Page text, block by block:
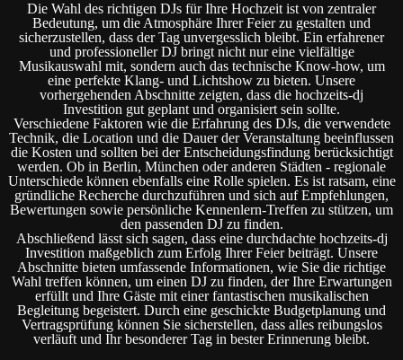
Die Wahl des richtigen DJs für Ihre Hochzeit ist von zentraler
Bedeutung, um die Atmosphäre Ihrer Feier zu gestalten und
sicherzustellen, dass der Tag unvergesslich bleibt. Ein erfahrener
und professioneller DJ bringt nicht nur eine vielfältige
Musikauswahl mit, sondern auch das technische Know-how, um
eine perfekte Klang- und Lichtshow zu bieten. Unsere
vorhergehenden Abschnitte zeigten, dass die hochzeits-dj
Investition gut geplant und organisiert sein sollte.
Verschiedene Faktoren wie die Erfahrung des DJs, die verwendete
Technik, die Location und die Dauer der Veranstaltung beeinflussen
die Kosten und sollten bei der Entscheidungsfindung berücksichtigt
werden. Ob in Berlin, München oder anderen Städten - regionale
Unterschiede können ebenfalls eine Rolle spielen. Es ist ratsam, eine
gründliche Recherche durchzuführen und sich auf Empfehlungen,
Bewertungen sowie persönliche Kennenlern-Treffen zu stützen, um
den passenden DJ zu finden.
Abschließend lässt sich sagen, dass eine durchdachte hochzeits-dj
Investition maßgeblich zum Erfolg Ihrer Feier beiträgt. Unsere
Abschnitte bieten umfassende Informationen, wie Sie die richtige
Wahl treffen können, um einen DJ zu finden, der Ihre Erwartungen
erfüllt und Ihre Gäste mit einer fantastischen musikalischen
Begleitung begeistert. Durch eine geschickte Budgetplanung und
Vertragsprüfung können Sie sicherstellen, dass alles reibungslos
verläuft und Ihr besonderer Tag in bester Erinnerung bleibt.